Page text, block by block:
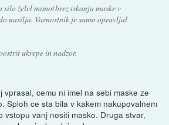
silo želel mimo(brez iskanja maske v
nasilja. Varnostnik je samo opravljal
ukrepe in nadzor.
vprasal, cemu ni imel na sebi maske ze
Sploh ce sta bila v kakem nakupovalnem
vstopu vanj nositi masko. Druga stvar,